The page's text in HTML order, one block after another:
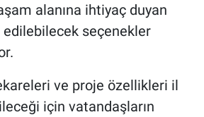
alanına ihtiyaç duyan
seçenekler
ve proje özellikleri il
için vatandaşların